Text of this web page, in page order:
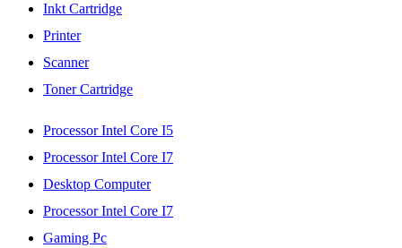
Inkt Cartridge
Printer
Scanner
Toner Cartridge
Processor Intel Core I5
Processor Intel Core I7
Desktop Computer
Processor Intel Core I7
Gaming Pc